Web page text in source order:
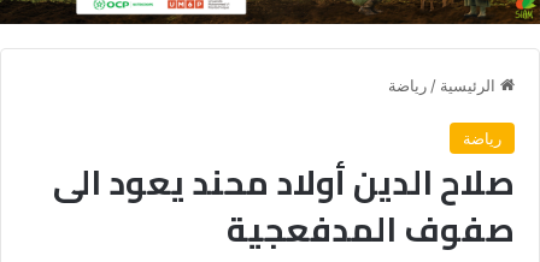
الرئيسية / رياضة
رياضة
صلاح الدين أولاد محند يعود الى
صفوف المدفعجية